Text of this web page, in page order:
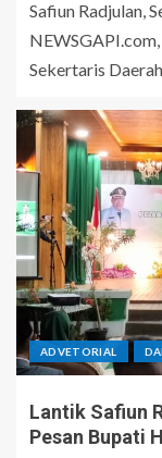
Safiun Radjulan,
Sekertaris
ADVETORIAL
Lantik Safiun
Pesan Bupati